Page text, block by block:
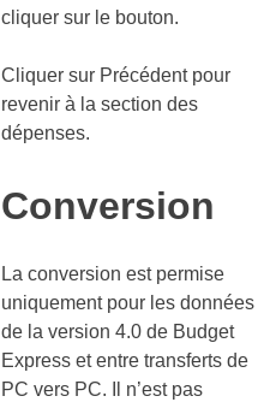
cliquer sur le bouton.
Cliquer sur Précédent pour
revenir à la section des
dépenses.
Conversion
La conversion est permise
uniquement pour les données
de la version 4.0 de Budget
Express et entre transferts de
PC vers PC. Il n’est pas